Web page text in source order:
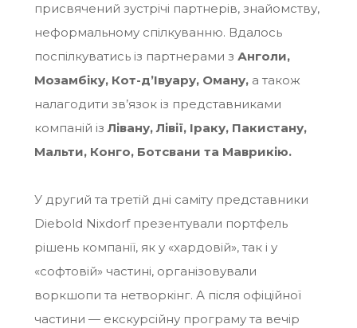
присвячений зустрічі партнерів, знайомству,
неформальному спілкуванню. Вдалось
поспілкуватись із партнерами з Анголи,
Мозамбіку, Кот-д’Івуару, Оману,а також
налагодити зв’язок із представниками
компаній із Лівану, Лівії, Іраку, Пакистану,
Мальти, Конго, Ботсвани та Маврикію.
У другий та третій дні саміту представники
Diebold Nixdorf презентували портфель
рішень компанії, як у «хардовій», так і у
«софтовій» частині, організовували
воркшопи та нетворкінг. А після офіційної
частини — екскурсійну програму та вечір